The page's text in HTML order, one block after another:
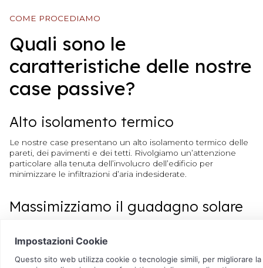
COME PROCEDIAMO
Quali sono le
caratteristiche delle nostre
case passive?
Alto isolamento termico
Le nostre case presentano un alto isolamento termico delle
pareti, dei pavimenti e dei tetti. Rivolgiamo un’attenzione
particolare alla tenuta dell’involucro dell’edificio per
minimizzare le infiltrazioni d’aria indesiderate.
Massimizziamo il guadagno solare
calore e massimizzare il guadagno solare, sfruttando al
meglio l’irraggiamento naturale grazie a vetri isolanti e telai
altamente performanti.